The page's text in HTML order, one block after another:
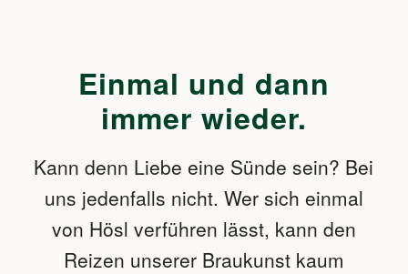
Einmal und dann
immer wieder.
Kann denn Liebe eine Sünde sein? Bei
uns jedenfalls nicht. Wer sich einmal
von Hösl verführen lässt, kann den
Reizen unserer Braukunst kaum